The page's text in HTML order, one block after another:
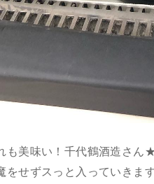
も美味い！千代鶴酒造さ
をせずスっと入っていきま